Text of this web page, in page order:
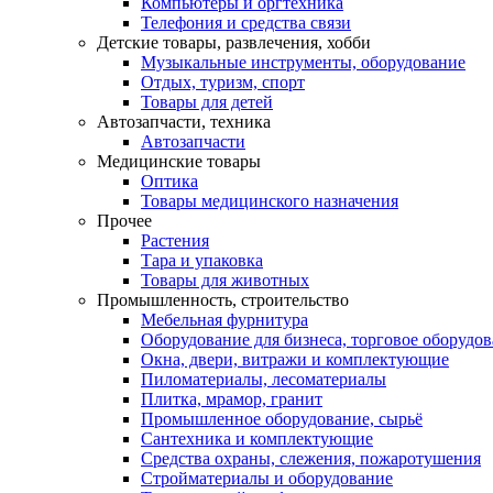
Телефония и средства связи
Детские товары, развлечения, хобби
Музыкальные инструменты, оборудование
Отдых, туризм, спорт
Товары для детей
Автозапчасти, техника
Автозапчасти
Медицинские товары
Оптика
Товары медицинского назначения
Прочее
Растения
Тара и упаковка
Товары для животных
Промышленность, строительство
Мебельная фурнитура
Оборудование для бизнеса, торговое
Окна, двери, витражи и комплектующие
Пиломатериалы, лесоматериалы
Плитка, мрамор, гранит
Промышленное оборудование, сырьё
Сантехника и комплектующие
Средства охраны, слежения, пожаротушения
Стройматериалы и оборудование